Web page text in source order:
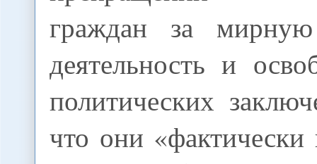
граждан за
деятельность и
политических
что они